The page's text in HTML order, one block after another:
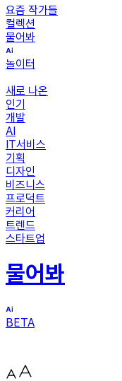
요즘 작가들
컬렉션
물어봐
놀이터
새로 나온
인기
개발
AI
IT서비스
기획
디자인
비즈니스
프로덕트
커리어
트렌드
스타트업
물어봐
BETA